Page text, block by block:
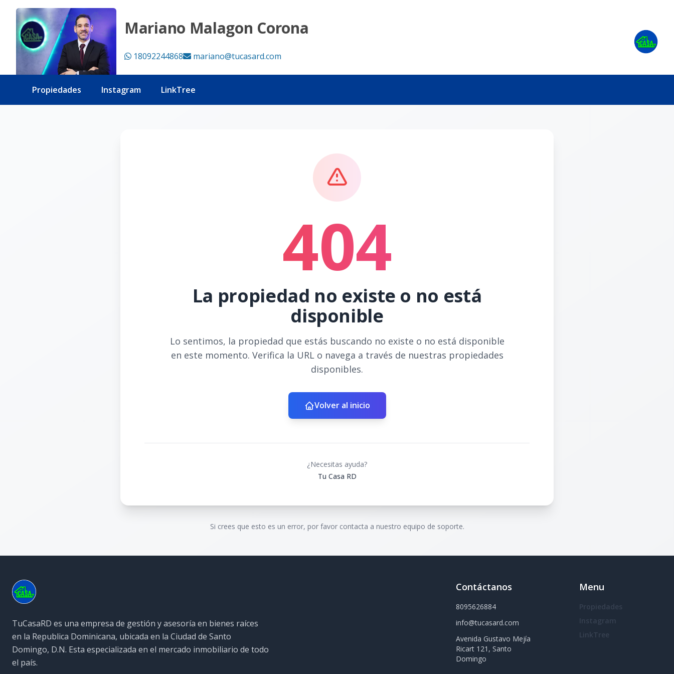
Mariano Malagon Corona
18092244868 mariano@tucasard.com
Propiedades Instagram LinkTree
404
La propiedad no existe o no está
disponible
Lo sentimos, la propiedad que estás buscando no existe o no está disponible
en este momento. Verifica la URL o navega a través de nuestras propiedades
disponibles.
Volver al inicio
¿Necesitas ayuda?
Tu Casa RD
Si crees que esto es un error, por favor contacta a nuestro equipo de soporte.
TuCasaRD es una empresa de gestión y asesoría en bienes raíces
en la Republica Dominicana, ubicada en la Ciudad de Santo
Domingo, D.N. Esta especializada en el mercado inmobiliario de todo
el país.
Contáctanos
8095626884
info@tucasard.com
Avenida Gustavo Mejía
Ricart 121, Santo
Domingo
Menu
Propiedades
Instagram
LinkTree
Página no encontrada - Tu Casa RD